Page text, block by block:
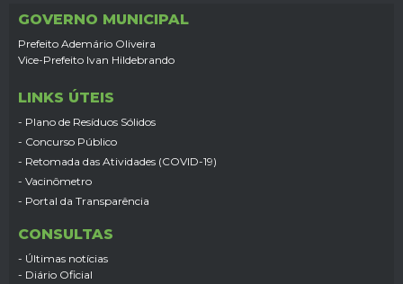
GOVERNO MUNICIPAL
Prefeito Ademário Oliveira
Vice-Prefeito Ivan Hildebrando
LINKS ÚTEIS
- Plano de Resíduos Sólidos
- Concurso Público
- Retomada das Atividades (COVID-19)
- Vacinômetro
- Portal da Transparência
CONSULTAS
- Últimas notícias
- Diário Oficial